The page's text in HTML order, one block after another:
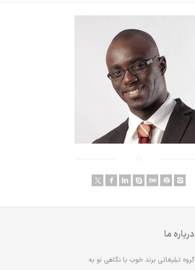
درباره ما
گروه تبلیغاتی برند خوب با نگاهی نو به